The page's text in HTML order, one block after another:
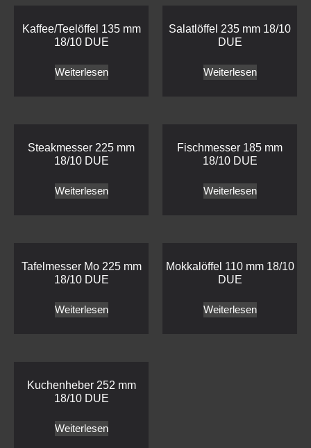
Kaffee/Teelöffel 135 mm
18/10 DUE
Weiterlesen
Salatlöffel 235 mm 18/10
DUE
Weiterlesen
Steakmesser 225 mm
18/10 DUE
Weiterlesen
Fischmesser 185 mm
18/10 DUE
Weiterlesen
Tafelmesser Mo 225 mm
18/10 DUE
Weiterlesen
Mokkalöffel 110 mm 18/10
DUE
Weiterlesen
Kuchenheber 252 mm
18/10 DUE
Weiterlesen